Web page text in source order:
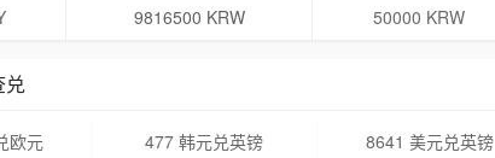
9816500 KRW 50000 KRW
兑
欧元 477 韩元兑英镑 8641 美元兑英镑